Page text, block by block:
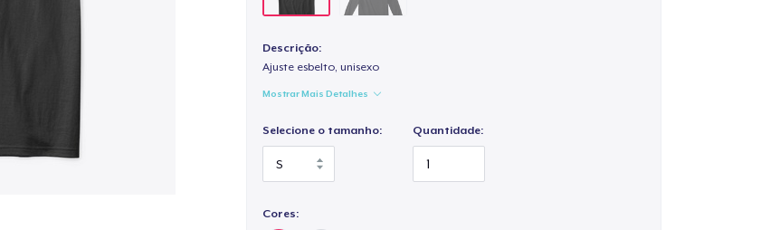
Descrição:
Ajuste esbelto, unisexo
Mostrar Mais Detalhes
Selecione o tamanho: Quantidade:
Cores: